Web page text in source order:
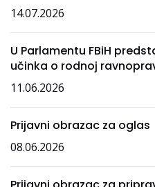
14.07.2026
U Parlamentu FBiH
učinka o rodnoj
11.06.2026
Prijavni obrazac za oglas
08.06.2026